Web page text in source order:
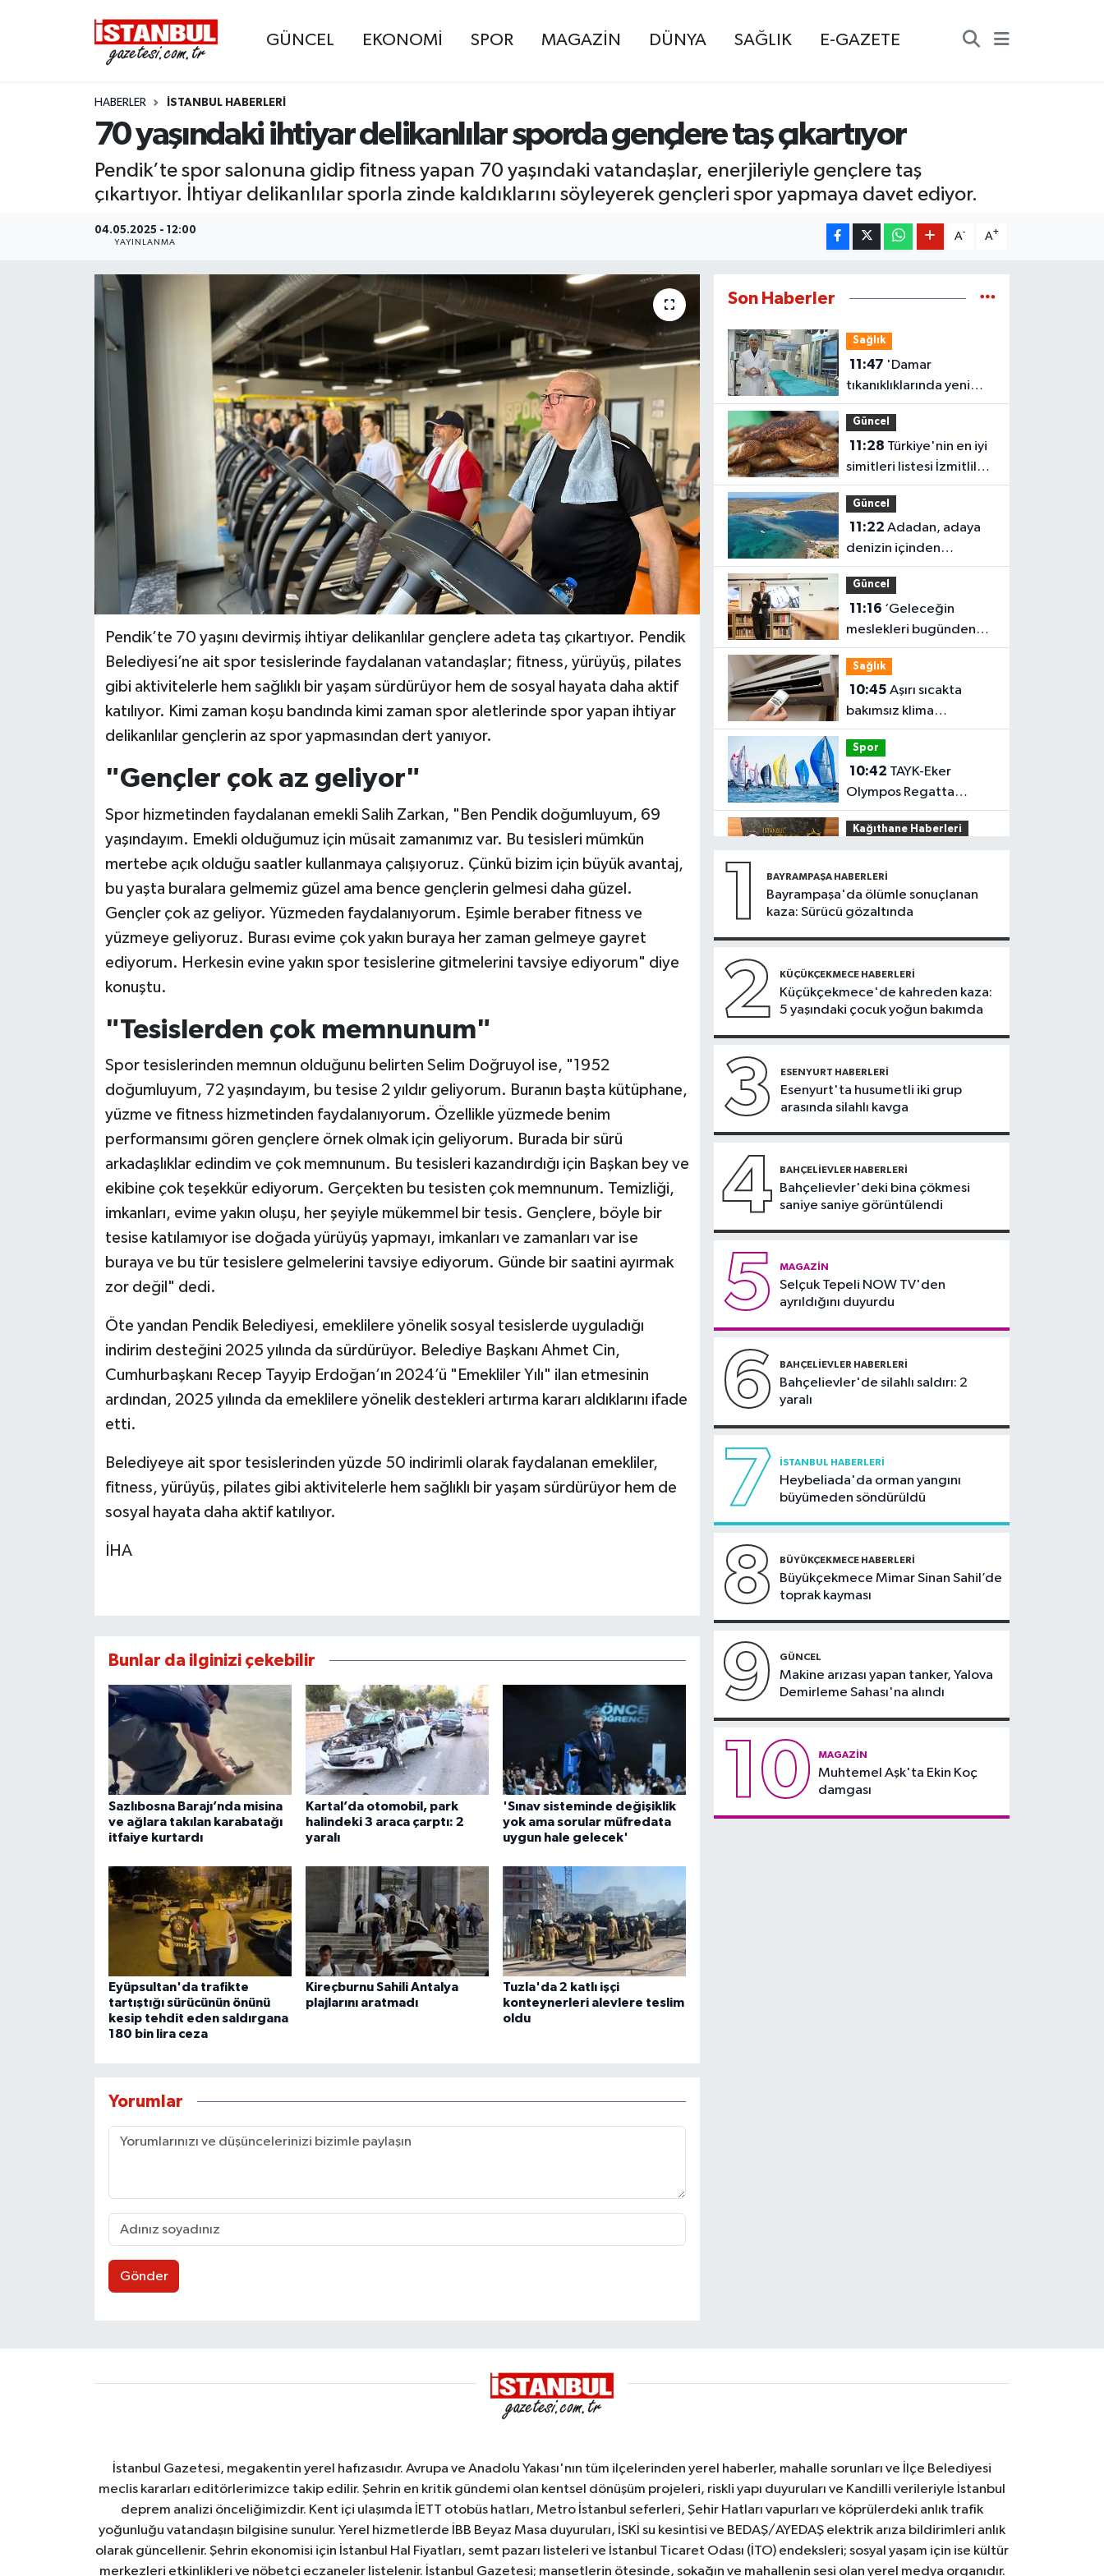
GÜNCEL EKONOMİ SPOR MAGAZİN DÜNYA SAĞLIK E-GAZETE
HABERLER İSTANBUL HABERLERI
70 yaşındaki ihtiyar delikanlılar sporda gençlere taş çıkartıyor
Pendik’te spor salonuna gidip fitness yapan 70 yaşındaki vatandaşlar, enerjileriyle gençlere taş
çıkartıyor. İhtiyar delikanlılar sporla zinde kaldıklarını söyleyerek gençleri spor yapmaya davet ediyor.
04.05.2025 - 12:00
YAYINLANMA
A- A+
Pendik’te 70 yaşını devirmiş ihtiyar delikanlılar gençlere adeta taş çıkartıyor. Pendik
Belediyesi’ne ait spor tesislerinde faydalanan vatandaşlar; fitness, yürüyüş, pilates
gibi aktivitelerle hem sağlıklı bir yaşam sürdürüyor hem de sosyal hayata daha aktif
katılıyor. Kimi zaman koşu bandında kimi zaman spor aletlerinde spor yapan ihtiyar
delikanlılar gençlerin az spor yapmasından dert yanıyor.
"Gençler çok az geliyor"
Spor hizmetinden faydalanan emekli Salih Zarkan, "Ben Pendik doğumluyum, 69
yaşındayım. Emekli olduğumuz için müsait zamanımız var. Bu tesisleri mümkün
mertebe açık olduğu saatler kullanmaya çalışıyoruz. Çünkü bizim için büyük avantaj,
bu yaşta buralara gelmemiz güzel ama bence gençlerin gelmesi daha güzel.
Gençler çok az geliyor. Yüzmeden faydalanıyorum. Eşimle beraber fitness ve
yüzmeye geliyoruz. Burası evime çok yakın buraya her zaman gelmeye gayret
ediyorum. Herkesin evine yakın spor tesislerine gitmelerini tavsiye ediyorum" diye
konuştu.
"Tesislerden çok memnunum"
Spor tesislerinden memnun olduğunu belirten Selim Doğruyol ise, "1952
doğumluyum, 72 yaşındayım, bu tesise 2 yıldır geliyorum. Buranın başta kütüphane,
yüzme ve fitness hizmetinden faydalanıyorum. Özellikle yüzmede benim
performansımı gören gençlere örnek olmak için geliyorum. Burada bir sürü
arkadaşlıklar edindim ve çok memnunum. Bu tesisleri kazandırdığı için Başkan bey ve
ekibine çok teşekkür ediyorum. Gerçekten bu tesisten çok memnunum. Temizliği,
imkanları, evime yakın oluşu, her şeyiyle mükemmel bir tesis. Gençlere, böyle bir
tesise katılamıyor ise doğada yürüyüş yapmayı, imkanları ve zamanları var ise
buraya ve bu tür tesislere gelmelerini tavsiye ediyorum. Günde bir saatini ayırmak
zor değil" dedi.
Öte yandan Pendik Belediyesi, emeklilere yönelik sosyal tesislerde uyguladığı
indirim desteğini 2025 yılında da sürdürüyor. Belediye Başkanı Ahmet Cin,
Cumhurbaşkanı Recep Tayyip Erdoğan’ın 2024’ü "Emekliler Yılı" ilan etmesinin
ardından, 2025 yılında da emeklilere yönelik destekleri artırma kararı aldıklarını ifade
etti.
Belediyeye ait spor tesislerinden yüzde 50 indirimli olarak faydalanan emekliler,
fitness, yürüyüş, pilates gibi aktivitelerle hem sağlıklı bir yaşam sürdürüyor hem de
sosyal hayata daha aktif katılıyor.
İHA
Bunlar da ilginizi çekebilir
Sazlıbosna Barajı’nda misina
ve ağlara takılan karabatağı
itfaiye kurtardı
Kartal’da otomobil, park
halindeki 3 araca çarptı: 2
yaralı
'Sınav sisteminde değişiklik
yok ama sorular müfredata
uygun hale gelecek'
Eyüpsultan'da trafikte
tartıştığı sürücünün önünü
kesip tehdit eden saldırgana
180 bin lira ceza
Kireçburnu Sahili Antalya
plajlarını aratmadı
Tuzla'da 2 katlı işçi
konteynerleri alevlere teslim
oldu
Yorumlar
Gönder
Son Haberler
Sağlık
11:47
tıkanıklıklarında yeni
teknolojiyle uzuv
kayıpları önleniyor'
Güncel
11:28
simitleri listesi İzmitlileri
kızdırdı
Güncel
11:22
denizin içinden
yürüyerek geçiyorlar
Güncel
11:16
meslekleri bugünden
şekilleniyor’
Sağlık
10:45
bakımsız klima
yangınlara neden
olabilir
Spor
10:42
Olympos Regatta
Yelken Yarışları'nda ilk
günün sonuçları belli
Kağıthane Haberleri
uyuşturucu operasyonu
Sağlık
'bağımlılık yapmayan
telefon' tavsiyesi
İstanbul Haberleri
09:53Sazlıbosna
Barajı’nda misina ve
karabatağı itfaiye
kurtardı
Güncel
09:32Hava kararınca
nüfusunun 100 katını
ağırlıyor
1 BAYRAMPAŞA HABERLERI
Bayrampaşa'da ölümle sonuçlanan
kaza: Sürücü gözaltında
2 KÜÇÜKÇEKMECE HABERLERI
Küçükçekmece'de kahreden kaza:
5 yaşındaki çocuk yoğun bakımda
3 ESENYURT HABERLERI
Esenyurt'ta husumetli iki grup
arasında silahlı kavga
4 BAHÇELIEVLER HABERLERI
Bahçelievler'deki bina çökmesi
saniye saniye görüntülendi
5 MAGAZIN
Selçuk Tepeli NOW TV'den
ayrıldığını duyurdu
6 BAHÇELIEVLER HABERLERI
Bahçelievler'de silahlı saldırı: 2
yaralı
7 İSTANBUL HABERLERI
Heybeliada'da orman yangını
büyümeden söndürüldü
8 BÜYÜKÇEKMECE HABERLERI
Büyükçekmece Mimar Sinan Sahil’de
toprak kayması
9 GÜNCEL
Makine arızası yapan tanker, Yalova
Demirleme Sahası'na alındı
10 MAGAZIN
Muhtemel Aşk'ta Ekin Koç
damgası
İstanbul Gazetesi, megakentin yerel hafızasıdır. Avrupa ve Anadolu Yakası'nın tüm ilçelerinden yerel haberler, mahalle sorunları ve İlçe Belediyesi
meclis kararları editörlerimizce takip edilir. Şehrin en kritik gündemi olan kentsel dönüşüm projeleri, riskli yapı duyuruları ve Kandilli verileriyle İstanbul
deprem analizi önceliğimizdir. Kent içi ulaşımda İETT otobüs hatları, Metro İstanbul seferleri, Şehir Hatları vapurları ve köprülerdeki anlık trafik
yoğunluğu vatandaşın bilgisine sunulur. Yerel hizmetlerde İBB Beyaz Masa duyuruları, İSKİ su kesintisi ve BEDAŞ/AYEDAŞ elektrik arıza bildirimleri anlık
olarak güncellenir. Şehrin ekonomisi için İstanbul Hal Fiyatları, semt pazarı listeleri ve İstanbul Ticaret Odası (İTO) endeksleri; sosyal yaşam için ise kültür
merkezleri etkinlikleri ve nöbetçi eczaneler listelenir. İstanbul Gazetesi; manşetlerin ötesinde, sokağın ve mahallenin sesi olan yerel medya organıdır.
EKONOMİ
İSTANBUL
MAGAZİN
KÜLTÜR SANAT
BİLİM VE TEKNOLOJİ
Nöbetçi Eczaneler
Hava Durumu
Trafik Durumu
Süper Lig Puan Durumu ve Fikstür
Tüm Manşetler
Son Dakika Haberleri
Haber Arşivi